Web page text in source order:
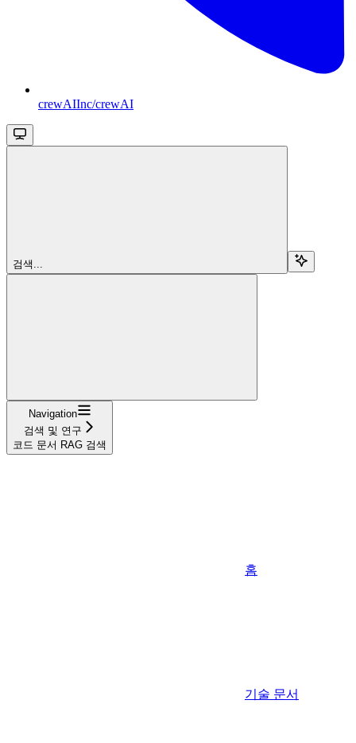
crewAIInc/crewAI
검색...
Navigation
검색 및 연구
코드 문서 RAG 검색
홈
기술 문서